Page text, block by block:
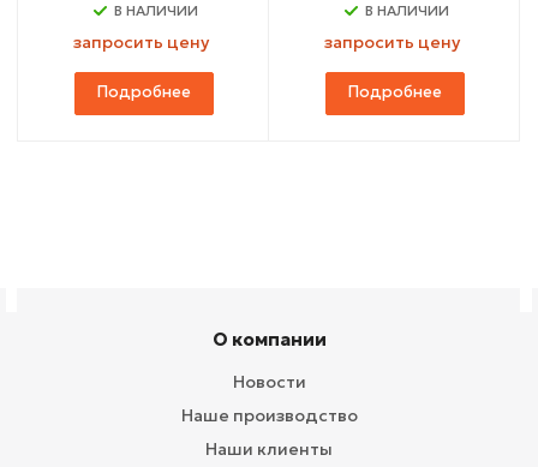
В НАЛИЧИИ
запросить цену
Подробнее
В НАЛИЧИИ
запросить цену
Подробнее
О компании
Новости
Наше производство
Наши клиенты